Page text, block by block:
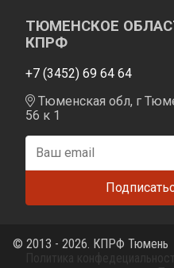
ТЮМЕНСКОЕ
КПРФ
+7 (3452) 69 64 64
Тюменская обл, г
56 к 1
© 2013 - 2026. КПРФ Тюмень